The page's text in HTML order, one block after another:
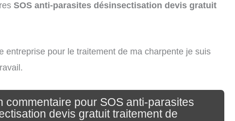
SOS anti-parasites désinsectisation devis gratuit
entreprise pour le traitement de ma charpente je suis
commentaire pour SOS anti-parasites
devis gratuit traitement de